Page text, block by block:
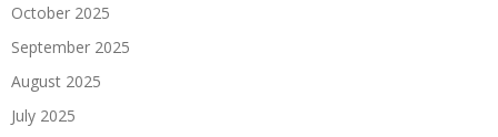
October 2025
September 2025
August 2025
July 2025